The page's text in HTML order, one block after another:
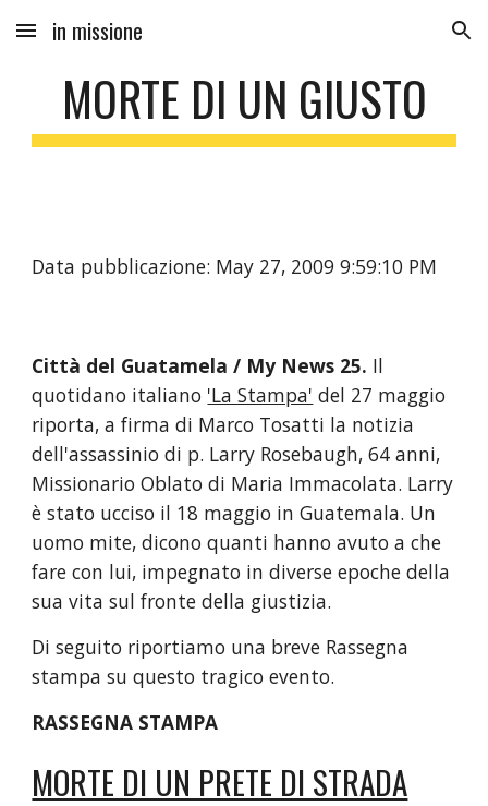
Skip to main content Skip to navigation
in missione
MORTE DI UN GIUSTO
Data pubblicazione: May 27, 2009 9:59:10 PM
Città del Guatamela / My News 25. Il
quotidano italiano 'La Stampa' del 27 maggio
riporta, a firma di Marco Tosatti la notizia
dell'assassinio di p. Larry Rosebaugh, 64 anni,
Missionario Oblato di Maria Immacolata. Larry
è stato ucciso il 18 maggio in Guatemala. Un
uomo mite, dicono quanti hanno avuto a che
fare con lui, impegnato in diverse epoche della
sua vita sul fronte della giustizia.
Di seguito riportiamo una breve Rassegna
stampa su questo tragico evento.
RASSEGNA STAMPA
MORTE DI UN PRETE DI STRADA